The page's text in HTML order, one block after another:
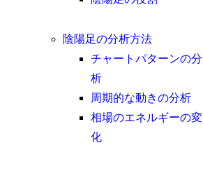
陰陽足の分析方法
チャートパターンの分
析
周期的な動きの分析
相場のエネルギーの変
化